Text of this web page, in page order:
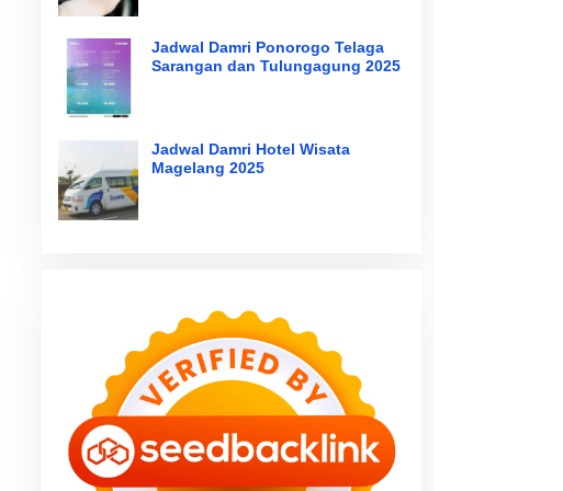
Jadwal Damri Ponorogo Telaga
Sarangan dan Tulungagung 2025
Jadwal Damri Hotel Wisata
Magelang 2025